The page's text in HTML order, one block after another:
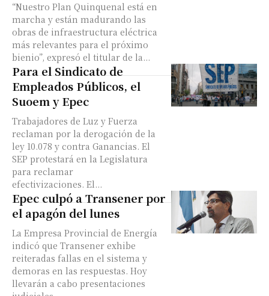
“Nuestro Plan Quinquenal está en
marcha y están madurando las
obras de infraestructura eléctrica
más relevantes para el próximo
bienio”, expresó el titular de la...
Para el Sindicato de
Empleados Públicos, el
Suoem y Epec
Trabajadores de Luz y Fuerza
reclaman por la derogación de la
ley 10.078 y contra Ganancias. El
SEP protestará en la Legislatura
para reclamar
efectivizaciones. El...
Epec culpó a Transener por
el apagón del lunes
La Empresa Provincial de Energía
indicó que Transener exhibe
reiteradas fallas en el sistema y
demoras en las respuestas. Hoy
llevarán a cabo presentaciones